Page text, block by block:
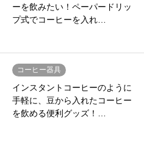
ーを飲みたい！ペーパードリッ
プ式でコーヒーを入れ…
コーヒー器具
インスタントコーヒーのように
手軽に、豆から入れたコーヒー
を飲める便利グッズ！…